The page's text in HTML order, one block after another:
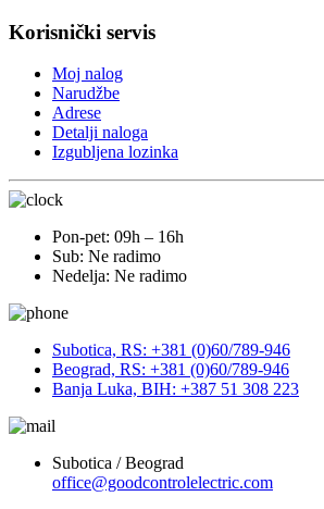
Korisnički servis
Moj nalog
Narudžbe
Adrese
Detalji naloga
Izgubljena lozinka
Pon-pet: 09h – 16h
Sub: Ne radimo
Nedelja: Ne radimo
Subotica, RS: +381 (0)60/789-946
Beograd, RS: +381 (0)60/789-946
Banja Luka, BIH: +387 51 308 223
Subotica / Beograd
office@goodcontrolelectric.com